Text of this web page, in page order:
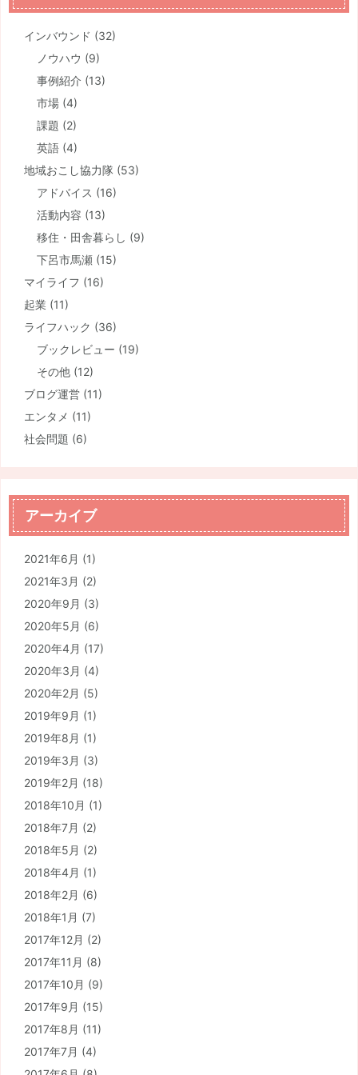
インバウンド (32)
ノウハウ (9)
事例紹介 (13)
市場 (4)
課題 (2)
英語 (4)
地域おこし協力隊 (53)
アドバイス (16)
活動内容 (13)
移住・田舎暮らし (9)
下呂市馬瀬 (15)
マイライフ (16)
起業 (11)
ライフハック (36)
ブックレビュー (19)
その他 (12)
ブログ運営 (11)
エンタメ (11)
社会問題 (6)
アーカイブ
2021年6月 (1)
2021年3月 (2)
2020年9月 (3)
2020年5月 (6)
2020年4月 (17)
2020年3月 (4)
2020年2月 (5)
2019年9月 (1)
2019年8月 (1)
2019年3月 (3)
2019年2月 (18)
2018年10月 (1)
2018年7月 (2)
2018年5月 (2)
2018年4月 (1)
2018年2月 (6)
2018年1月 (7)
2017年12月 (2)
2017年11月 (8)
2017年10月 (9)
2017年9月 (15)
2017年8月 (11)
2017年7月 (4)